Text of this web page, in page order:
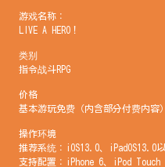
游戏名称：
LIVE A HERO！
类别
指令战斗RPG
价格
基本游玩免费（内含部分付费内容）
操作环境
推荐系统：iOS13.0、iPadOS13.0
支持配置：iPhone 6、iPod